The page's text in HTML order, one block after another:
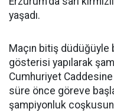
yaşadı.
Maçın bitiş
gösterisi yapılarak
Cumhuriyet Caddesine
süre önce göreve
şampiyonluk